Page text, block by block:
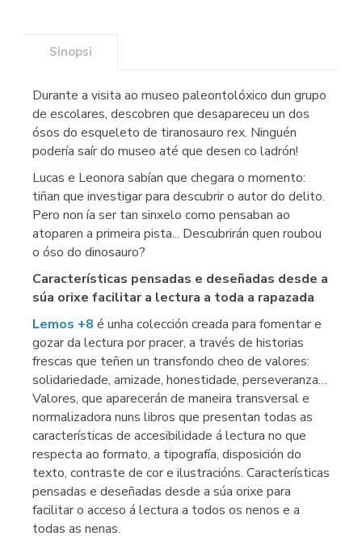
Sinopsi
Durante a visita ao museo paleontolóxico dun grupo
de escolares, descobren que desapareceu un dos
ósos do esqueleto de tiranosauro rex. Ninguén
podería saír do museo até que desen co ladrón!
Lucas e Leonora sabían que chegara o momento:
tiñan que investigar para descubrir o autor do delito.
Pero non ía ser tan sinxelo como pensaban ao
atoparen a primeira pista... Descubrirán quen roubou
o óso do dinosauro?
Características pensadas e deseñadas desde a
súa orixe facilitar a lectura a toda a rapazada
Lemos +8 é unha colección creada para fomentar e
gozar da lectura por pracer, a través de historias
frescas que teñen un transfondo cheo de valores:
solidariedade, amizade, honestidade, perseveranza…
Valores, que aparecerán de maneira transversal e
normalizadora nuns libros que presentan todas as
características de accesibilidade á lectura no que
respecta ao formato, a tipografía, disposición do
texto, contraste de cor e ilustracións. Características
pensadas e deseñadas desde a súa orixe para
facilitar o acceso á lectura a todos os nenos e a
todas as nenas.